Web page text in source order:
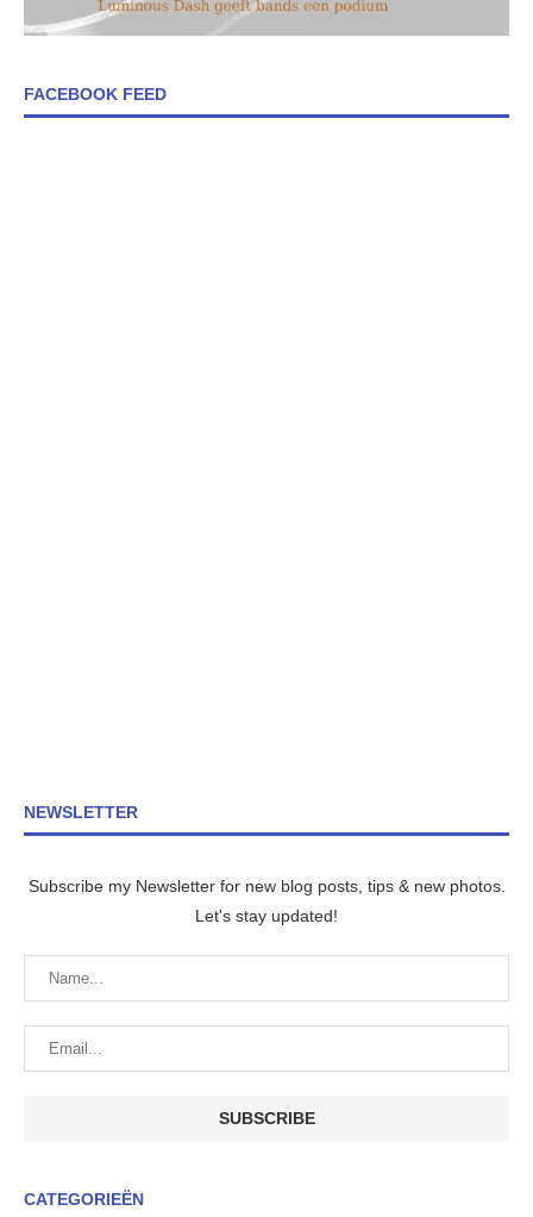
FACEBOOK FEED
NEWSLETTER
Subscribe my Newsletter for new blog posts, tips & new photos.
Let's stay updated!
CATEGORIEËN